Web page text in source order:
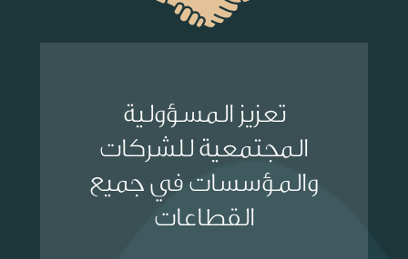
تعزيز المسؤولية
المجتمعية للشركات
والمؤسسات في جميع
القطاعات